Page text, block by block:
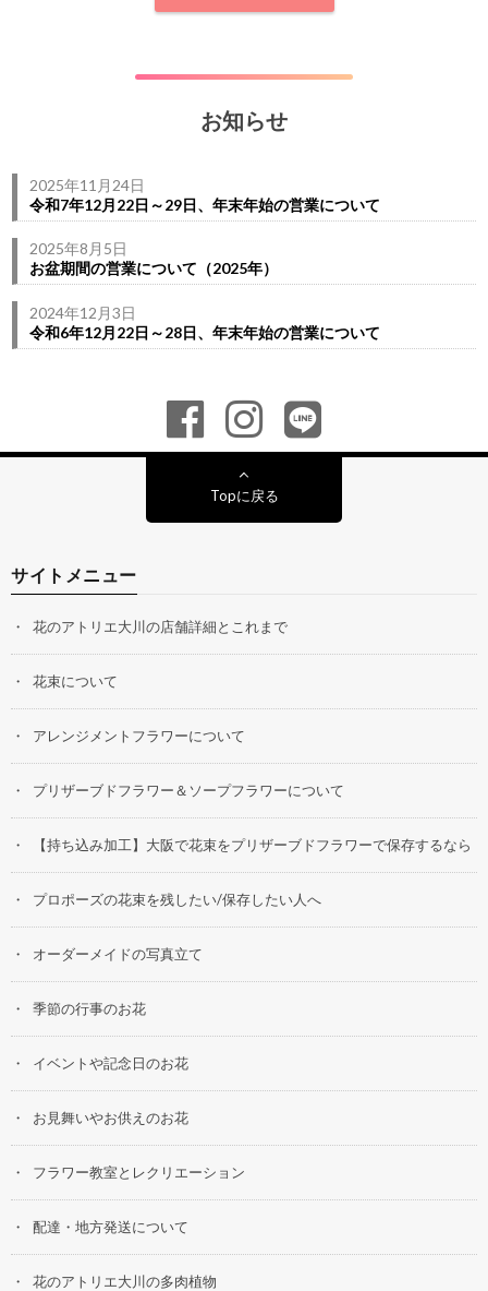
お知らせ
2025年11月24日
令和7年12月22日～29日、年末年始の営業について
2025年8月5日
お盆期間の営業について（2025年）
2024年12月3日
令和6年12月22日～28日、年末年始の営業について
Topに戻る
サイトメニュー
花のアトリエ大川の店舗詳細とこれまで
花束について
アレンジメントフラワーについて
プリザーブドフラワー＆ソープフラワーについて
【持ち込み加工】大阪で花束をプリザーブドフラワーで保存するなら
プロポーズの花束を残したい/保存したい人へ
オーダーメイドの写真立て
季節の行事のお花
イベントや記念日のお花
お見舞いやお供えのお花
フラワー教室とレクリエーション
配達・地方発送について
花のアトリエ大川の多肉植物